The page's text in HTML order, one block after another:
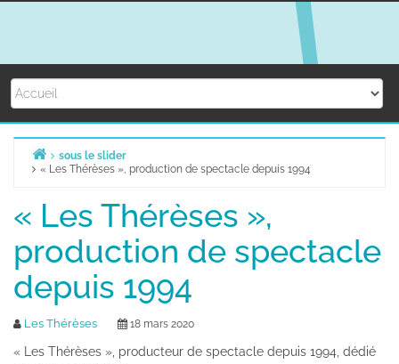
Home
sous le slider
« Les Thérèses », production de spectacle depuis 1994
« Les Thérèses »,
production de spectacle
depuis 1994
Les Thérèses 18 mars 2020
« Les Thérèses », producteur de spectacle depuis 1994, dédié